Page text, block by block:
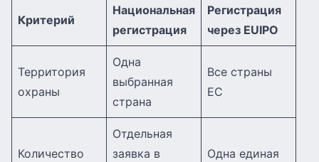
Критерий
Национальная
регистрация
Регистрация
через EUIPO
Территория
охраны
Одна
выбранная
страна
Все страны
ЕС
Количество
Отдельная
заявка в
Одна единая